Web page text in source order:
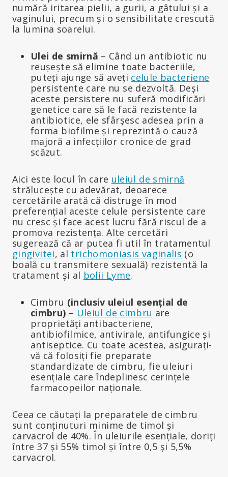
numără iritarea pielii, a gurii, a gâtului și a
vaginului, precum și o sensibilitate crescută
la lumina soarelui.
Ulei de smirnă – Când un antibiotic nu
reușește să elimine toate bacteriile,
puteți ajunge să aveți celule bacteriene
persistente care nu se dezvoltă. Deși
aceste persistere nu suferă modificări
genetice care să le facă rezistente la
antibiotice, ele sfârșesc adesea prin a
forma biofilme și reprezintă o cauză
majoră a infecțiilor cronice de grad
scăzut.
Aici este locul în care uleiul de smirnă
strălucește cu adevărat, deoarece
cercetările arată că distruge în mod
preferențial aceste celule persistente care
nu cresc și face acest lucru fără riscul de a
promova rezistența. Alte cercetări
sugerează că ar putea fi util în tratamentul
gingivitei, al trichomoniasis vaginalis (o
boală cu transmitere sexuală) rezistentă la
tratament și al bolii Lyme.
Cimbru (inclusiv uleiul esențial de
cimbru) – Uleiul de cimbru are
proprietăți antibacteriene,
antibiofilmice, antivirale, antifungice și
antiseptice. Cu toate acestea, asigurați-
vă că folosiți fie preparate
standardizate de cimbru, fie uleiuri
esențiale care îndeplinesc cerințele
farmacopeilor naționale.
Ceea ce căutați la preparatele de cimbru
sunt conținuturi minime de timol și
carvacrol de 40%. În uleiurile esențiale, doriți
între 37 și 55% timol și între 0,5 și 5,5%
carvacrol.